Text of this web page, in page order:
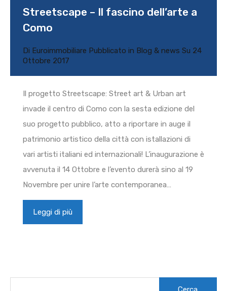
Streetscape – Il fascino dell’arte a
Como
Di Euroimmobiliare Pubblicato in Blog & news Su 24
Ottobre 2017
Il progetto Streetscape: Street art & Urban art
invade il centro di Como con la sesta edizione del
suo progetto pubblico, atto a riportare in auge il
patrimonio artistico della città con istallazioni di
vari artisti italiani ed internazionali! L’inaugurazione è
avvenuta il 14 Ottobre e l’evento durerà sino al 19
Novembre per unire l’arte contemporanea…
Leggi di più